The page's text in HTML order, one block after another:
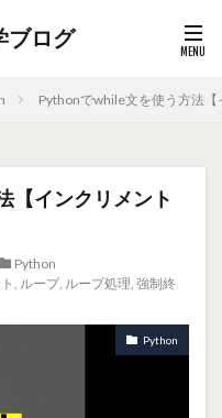
ブログ
Pythonでwhile文を使う方法
【インクリメント
Python
, ループ, ループ処理, 強制終
Python